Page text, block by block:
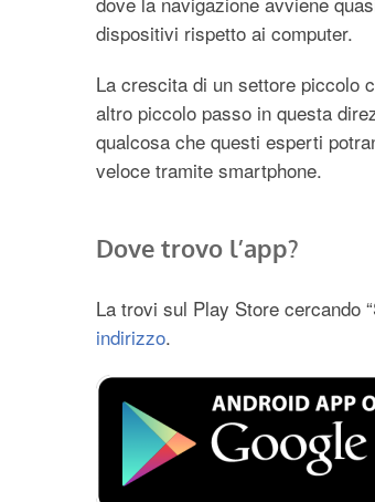
dispositivi rispetto ai computer.
La crescita di un settore piccolo
altro piccolo passo in questa
qualcosa che questi esperti
veloce tramite smartphone.
Dove trovo l’app?
La trovi sul Play Store cercando
indirizzo.